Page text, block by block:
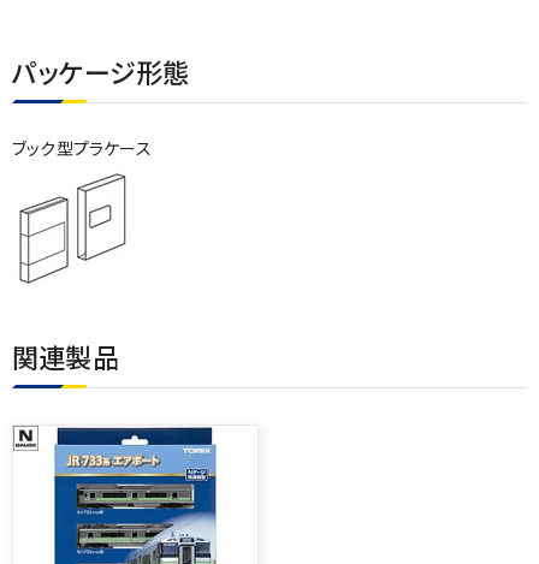
パッケージ形態
ブック型プラケース
関連製品